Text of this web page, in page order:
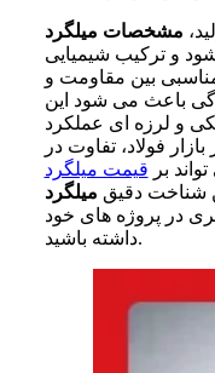
شود و ترکیب شیمیایی
بین مقاومت و
باعث می شود این
و لرزه ای عملکرد
فولاد، تفاوت در
بر قیمت میلگرد
شناخت دقیق
در پروژه های خود
داشته باشید.